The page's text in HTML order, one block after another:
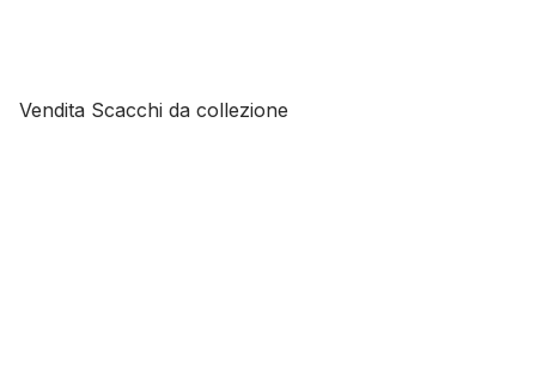
Vendita Scacchi da collezione